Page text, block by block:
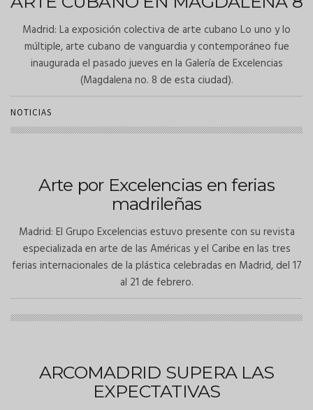
Madrid: La exposición colectiva de arte cubano Lo uno y lo
múltiple, arte cubano de vanguardia y contemporáneo fue
inaugurada el pasado jueves en la Galería de Excelencias
(Magdalena no. 8 de esta ciudad).
NOTICIAS
Arte por Excelencias en ferias
madrileñas
Madrid: El Grupo Excelencias estuvo presente con su revista
especializada en arte de las Américas y el Caribe en las tres
ferias internacionales de la plástica celebradas en Madrid, del 17
al 21 de febrero.
ARCOMADRID SUPERA LAS
EXPECTATIVAS